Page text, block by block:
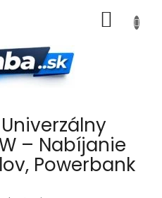
KOŠÍK
Univerzálny
– Nabíjanie
Powerbank